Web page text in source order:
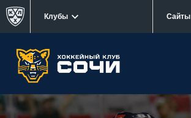
Клубы Сайты